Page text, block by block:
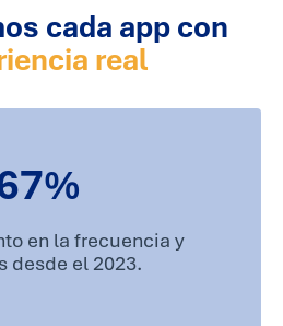
cada app con
real
%
en la frecuencia y
desde el 2023.